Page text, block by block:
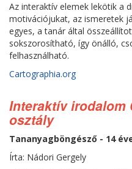
Az interaktív elemek lekötik a
motivációjukat, az ismeretek
egyes, a tanár által
sokszorosítható, így önálló,
felhasználható.
Cartographia.org
Interaktív irodalom
osztály
Tananyagböngésző - 14
Írta: Nádori Gergely